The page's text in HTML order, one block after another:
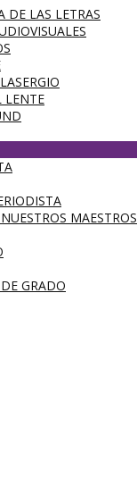
DE LAS LETRAS
LENTE
MAESTROS
GRADO